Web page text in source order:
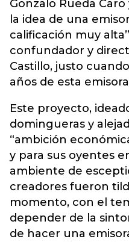
Gonzalo Rueda
la idea de una
calificación muy
confundador y
Castillo, justo
años de esta
Este proyecto,
domingueras y
“ambición
y para sus oyentes
ambiente de
creadores fueron
momento, con el
depender de la
de hacer una